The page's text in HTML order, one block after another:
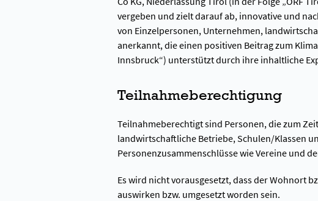
vergeben und zielt darauf ab, innovative und
von Einzelpersonen, Unternehmen,
anerkannt, die einen positiven Beitrag zum
Innsbruck“) unterstützt durch ihre inhaltliche
Teilnahmeberechtigung
Teilnahmeberechtigt sind Personen, die zum
landwirtschaftliche Betriebe, Schulen/Klassen
Personenzusammenschlüsse wie Vereine und
Es wird nicht vorausgesetzt, dass der Wohnort
auswirken bzw. umgesetzt worden sein.